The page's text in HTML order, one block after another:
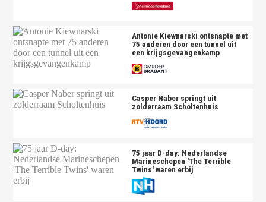
Antonie Kiewnarski ontsnapte met
75 anderen door een tunnel uit
een krijgsgevangenkamp
Casper Naber springt uit
zolderraam Scholtenhuis
75 jaar D-day: Nederlandse
Marineschepen 'The Terrible
Twins' waren erbij